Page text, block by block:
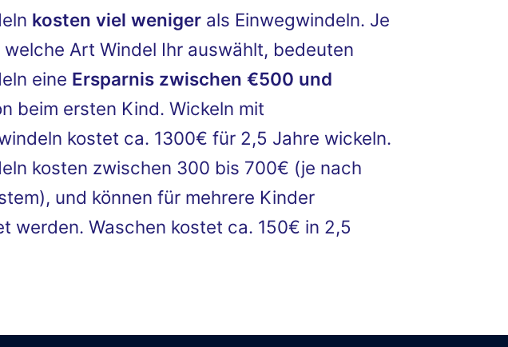
kosten viel weniger als Einwegwindeln. Je
Art Windel Ihr auswählt, bedeuten
eine Ersparnis zwischen €500 und
beim ersten Kind. Wickeln mit
kostet ca. 1300€ für 2,5 Jahre wickeln.
kosten zwischen 300 bis 700€ (je nach
und können für mehrere Kinder
werden. Waschen kostet ca. 150€ in 2,5